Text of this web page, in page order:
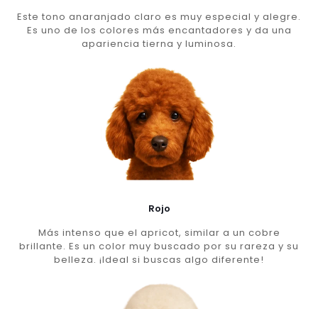
Este tono anaranjado claro es muy especial y alegre.
Es uno de los colores más encantadores y da una
apariencia tierna y luminosa.
Rojo
Más intenso que el apricot, similar a un cobre
brillante. Es un color muy buscado por su rareza y su
belleza. ¡Ideal si buscas algo diferente!